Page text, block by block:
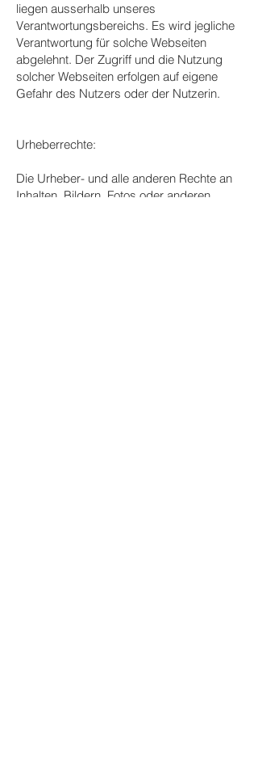
liegen ausserhalb unseres
Verantwortungsbereichs. Es wird jegliche
Verantwortung für solche Webseiten
abgelehnt. Der Zugriff und die Nutzung
solcher Webseiten erfolgen auf eigene
Gefahr des Nutzers oder der Nutzerin.
Urheberrechte:
Die Urheber- und alle anderen Rechte an
Inhalten, Bildern, Fotos oder anderen